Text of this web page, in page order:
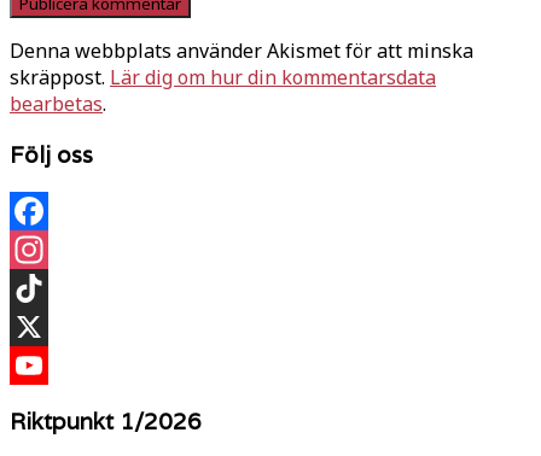
Denna webbplats använder Akismet för att minska
skräppost. Lär dig om hur din kommentarsdata
bearbetas.
Följ oss
Facebook
Instagram
TikTok
X
Riktpunkt 1/2026